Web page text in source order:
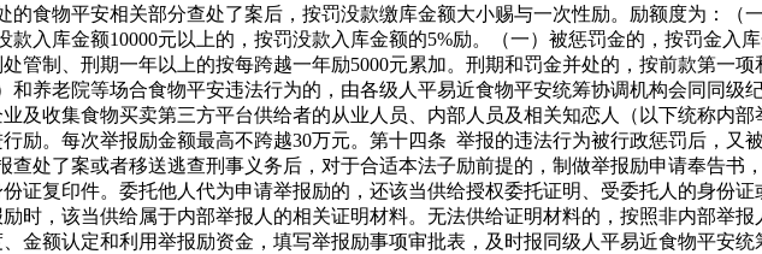
食物平安相关部分查处了案后，按罚没款缴库金额大小赐与一次性励。励额度为：（
款入库金额10000元以上的，按罚没款入库金额的5%励。（一）被惩罚金的，按罚金入
管制、刑期一年以上的按每跨越一年励5000元累加。刑期和罚金并处的，按前款第一
养老院等场合食物平安违法行为的，由各级人平易近食物平安统筹协调机构会同同级
及收集食物买卖第三方平台供给者的从业人员、内部人员及相关知恋人（以下统称内
励。每次举报励金额最高不跨越30万元。第十四条 举报的违法行为被行政惩罚后，又
处了案或者移送逃查刑事义务后，对于合适本法子励前提的，制做举报励申请奉告书
证复印件。委托他人代为申请举报励的，还该当供给授权委托证明、受委托人的身份
时，该当供给属于内部举报人的相关证明材料。无法供给证明材料的，按照非内部举
金额认定和利用举报励资金，填写举报励事项审批表，及时报同级人平易近食物平安